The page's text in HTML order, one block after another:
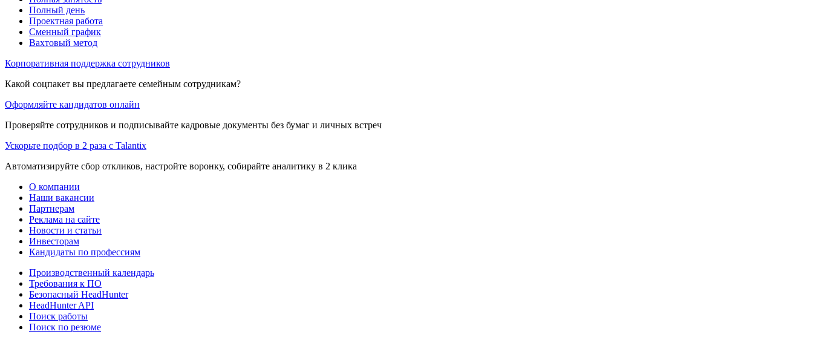
Полный день
Проектная работа
Сменный график
Вахтовый метод
Корпоративная поддержка сотрудников
Какой соцпакет вы предлагаете семейным сотрудникам?
Оформляйте кандидатов онлайн
Проверяйте сотрудников и подписывайте кадровые документы без бумаг и личных встреч
Ускорьте подбор в 2 раза с Talantix
Автоматизируйте сбор откликов, настройте воронку, собирайте аналитику в 2 клика
О компании
Наши вакансии
Партнерам
Реклама на сайте
Новости и статьи
Инвесторам
Кандидаты по профессиям
Производственный календарь
Требования к ПО
Безопасный HeadHunter
HeadHunter API
Поиск работы
Поиск по резюме